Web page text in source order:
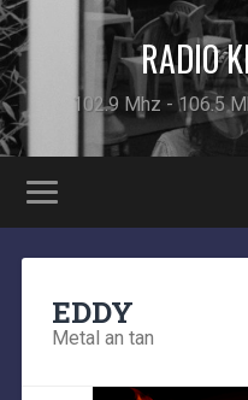
RADIO
102.9 Mhz - 106.5
EDDY
Metal an tan